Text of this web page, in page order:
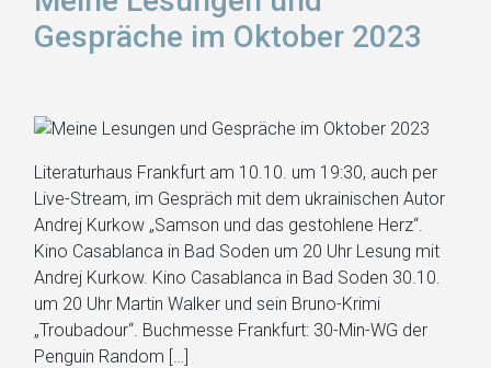
Gespräche im Oktober 2023
Literaturhaus Frankfurt am 10.10. um 19:30, auch per
Live-Stream, im Gespräch mit dem ukrainischen Autor
Andrej Kurkow „Samson und das gestohlene Herz“.
Kino Casablanca in Bad Soden um 20 Uhr Lesung mit
Andrej Kurkow. Kino Casablanca in Bad Soden 30.10.
um 20 Uhr Martin Walker und sein Bruno-Krimi
„Troubadour“. Buchmesse Frankfurt: 30-Min-WG der
Penguin Random […]